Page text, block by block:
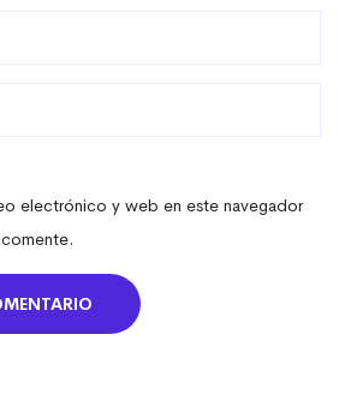
electrónico y web en este navegador